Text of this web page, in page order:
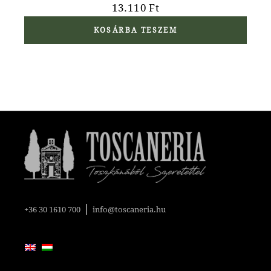
13.110Ft
KOSÁRBA TESZEM
+36 30 1610 700 |info@toscaneria.hu